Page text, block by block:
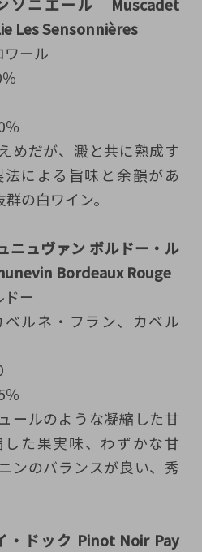
Les Sensonnières
ール
％
めだが、澱と共に熟成す
による旨味と余韻があ
の白ワイン。
ニュヴァン ボルドー・ル
Bordeaux Rouge
ー
ルネ・フラン、カベル
％
ールのような凝縮した甘
た果実味、わずかな甘
ンのバランスが良い、秀
・ドック Pinot Noir Pay